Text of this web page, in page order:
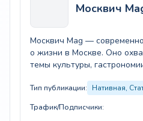
Москвич
Москвич Mag —
о жизни в Москве. Оно
темы культуры,
развлечений. Основные
Тип публикации:
Нативная,
Трафик/Подписчики: